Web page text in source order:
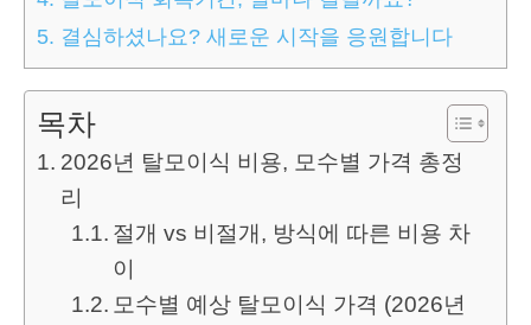
5. 결심하셨나요? 새로운 시작을 응원합니다
목차
2026년 탈모이식 비용, 모수별 가격 총정
리
절개 vs 비절개, 방식에 따른 비용 차
이
모수별 예상 탈모이식 가격 (2026년